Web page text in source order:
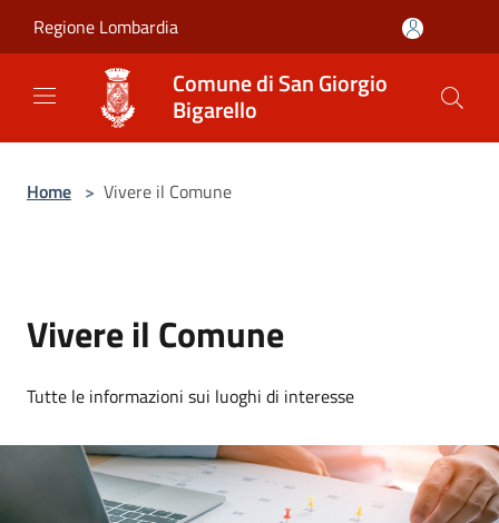
Regione Lombardia
Comune di San Giorgio
Bigarello
Home > Vivere il Comune
Vivere il Comune
Tutte le informazioni sui luoghi di interesse